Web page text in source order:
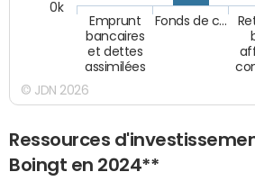
Emprunt
bancaires
et dettes
assimilées
Fonds de c…
0k
© JDN 2026
Ressources
Boingt en 2024**